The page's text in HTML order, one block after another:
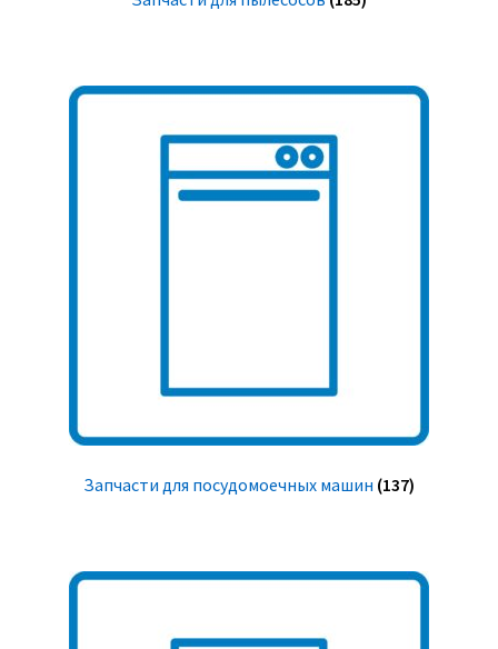
Запчасти для посудомоечных машин (137)